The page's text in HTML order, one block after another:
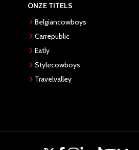
ONZE TITELS
Belgiancowboys
Carrepublic
Eatly
Stylecowboys
Travelvalley